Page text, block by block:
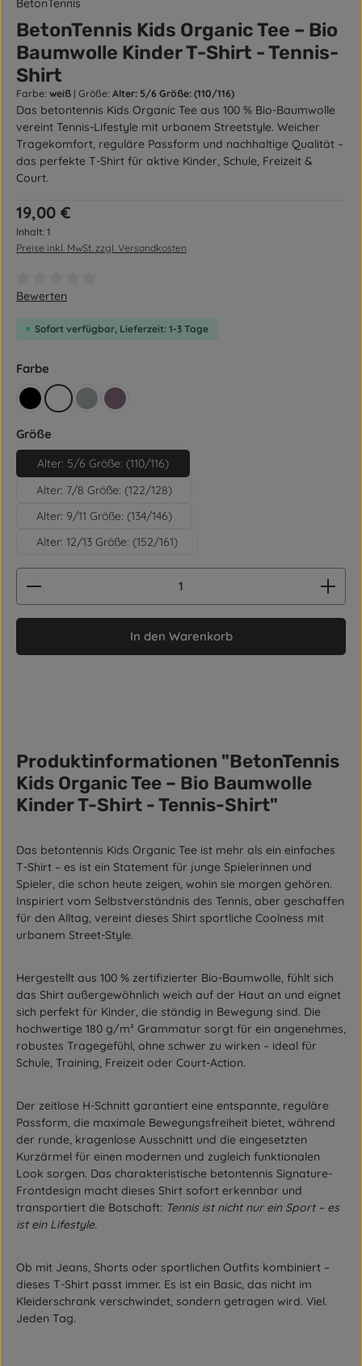
BetonTennis
BetonTennis Kids Organic Tee – Bio
Baumwolle Kinder T-Shirt - Tennis-
Shirt
Farbe: weiß | Größe: Alter: 5/6 Größe: (110/116)
Das betontennis Kids Organic Tee aus 100 % Bio-Baumwolle
vereint Tennis-Lifestyle mit urbanem Streetstyle. Weicher
Tragekomfort, reguläre Passform und nachhaltige Qualität –
das perfekte T-Shirt für aktive Kinder, Schule, Freizeit &
Court.
Regulärer Preis:
19,00 €
Inhalt: 1
Preise inkl. MwSt. zzgl. Versandkosten
Durchschnittliche Bewertung von 0 von 5 Sternen
Bewerten
Sofort verfügbar, Lieferzeit: 1-3 Tage
Farbe
schwarzweiß grau violet
Größe
Alter: 5/6 Größe: (110/116)
Alter: 7/8 Größe: (122/128)
Alter: 9/11 Größe: (134/146)
Alter: 12/13 Größe: (152/161)
Produkt Anzahl: Gib den gewünschten Wert
In den Warenkorb
Produktinformationen "BetonTennis
Kids Organic Tee – Bio Baumwolle
Kinder T-Shirt - Tennis-Shirt"
Das betontennis Kids Organic Tee ist mehr als ein einfaches
T-Shirt – es ist ein Statement für junge Spielerinnen und
Spieler, die schon heute zeigen, wohin sie morgen gehören.
Inspiriert vom Selbstverständnis des Tennis, aber geschaffen
für den Alltag, vereint dieses Shirt sportliche Coolness mit
urbanem Street-Style.
Hergestellt aus 100 % zertifizierter Bio-Baumwolle, fühlt sich
das Shirt außergewöhnlich weich auf der Haut an und eignet
sich perfekt für Kinder, die ständig in Bewegung sind. Die
hochwertige 180 g/m² Grammatur sorgt für ein angenehmes,
robustes Tragegefühl, ohne schwer zu wirken – ideal für
Schule, Training, Freizeit oder Court-Action.
Der zeitlose H-Schnitt garantiert eine entspannte, reguläre
Passform, die maximale Bewegungsfreiheit bietet, während
der runde, kragenlose Ausschnitt und die eingesetzten
Kurzärmel für einen modernen und zugleich funktionalen
Look sorgen. Das charakteristische betontennis Signature-
Frontdesign macht dieses Shirt sofort erkennbar und
transportiert die Botschaft: Tennis ist nicht nur ein Sport – es
ist ein Lifestyle.
Ob mit Jeans, Shorts oder sportlichen Outfits kombiniert –
dieses T-Shirt passt immer. Es ist ein Basic, das nicht im
Kleiderschrank verschwindet, sondern getragen wird. Viel.
Jeden Tag.